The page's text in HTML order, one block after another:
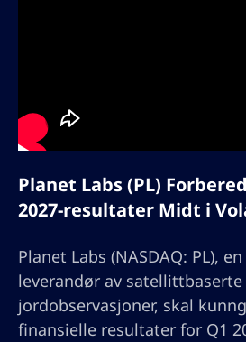
Planet Labs (PL)
2027-resultater Midt i
Planet Labs (NASDAQ: PL),
leverandør av satellittbaserte
jordobservasjoner, skal
finansielle resultater for Q1